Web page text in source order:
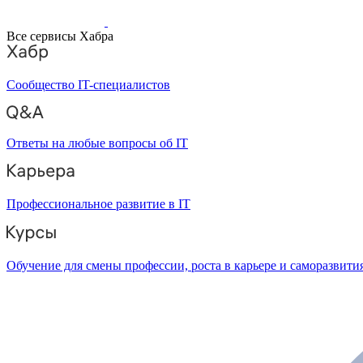
Все сервисы Хабра
Сообщество IT-специалистов
Ответы на любые вопросы об IT
Профессиональное развитие в IT
Обучение для смены профессии, роста в карьере и